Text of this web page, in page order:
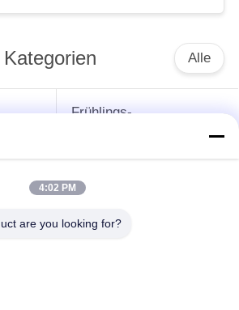
Alle
Frühlings-
Frühlings-
verbiegende
4:02 PM
are you looking for?